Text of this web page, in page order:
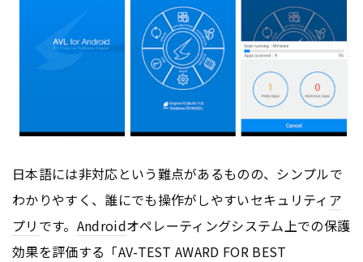
日本語には非対応という難点があるものの、シンプルで
わかりやすく、誰にでも操作がしやすいセキュリティ ア
プリ です。 Androidオペレーティングシステム上での保護
効果を評価する「AV-TEST AWARD FOR BEST